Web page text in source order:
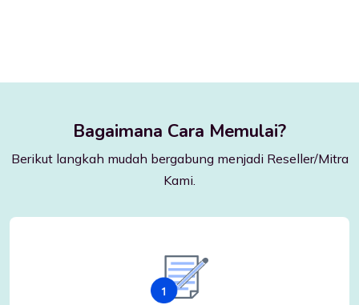
Bagaimana Cara Memulai?
Berikut langkah mudah bergabung menjadi Reseller/Mitra
Kami.